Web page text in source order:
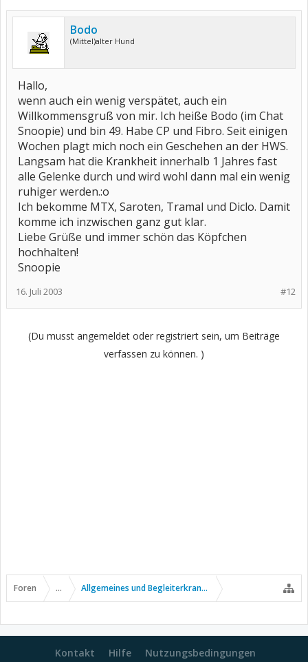
Bodo
(Mittel)alter Hund
Hallo,
wenn auch ein wenig verspätet, auch ein
Willkommensgruß von mir. Ich heiße Bodo (im Chat
Snoopie) und bin 49. Habe CP und Fibro. Seit einigen
Wochen plagt mich noch ein Geschehen an der HWS.
Langsam hat die Krankheit innerhalb 1 Jahres fast
alle Gelenke durch und wird wohl dann mal ein wenig
ruhiger werden.:o
Ich bekomme MTX, Saroten, Tramal und Diclo. Damit
komme ich inzwischen ganz gut klar.
Liebe Grüße und immer schön das Köpfchen
hochhalten!
Snoopie
#12
16. Juli 2003
(Du musst angemeldet oder registriert sein, um Beiträge
verfassen zu können. )
Foren ... Allgemeines und Begleiterkrankungen
Kontakt Hilfe Nutzungsbedingungen